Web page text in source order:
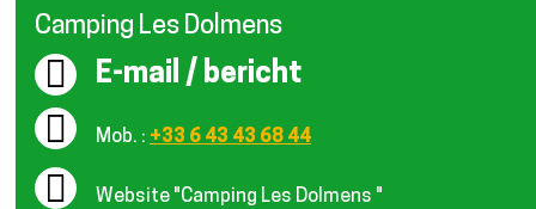
Camping Les Dolmens
E-mail / bericht
Mob. : +33 6 43 43 68 44
Website "Camping Les Dolmens "